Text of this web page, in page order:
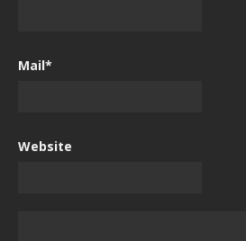
Mail*
Website